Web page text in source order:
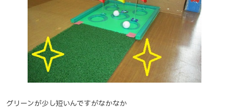
グリーンが少し短いんですがなかなか